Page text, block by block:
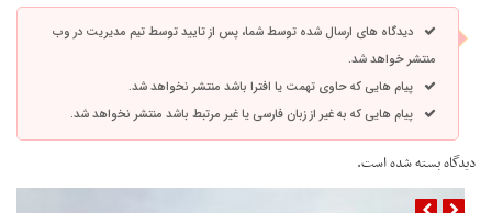
دیدگاه های ارسال شده توسط شما، پس از تایید توسط تیم مدیریت در وب
منتشر خواهد شد.
پیام هایی که حاوی تهمت یا افترا باشد منتشر نخواهد شد.
پیام هایی که به غیر از زبان فارسی یا غیر مرتبط باشد منتشر نخواهد شد.
دیدگاه بسته شده است.